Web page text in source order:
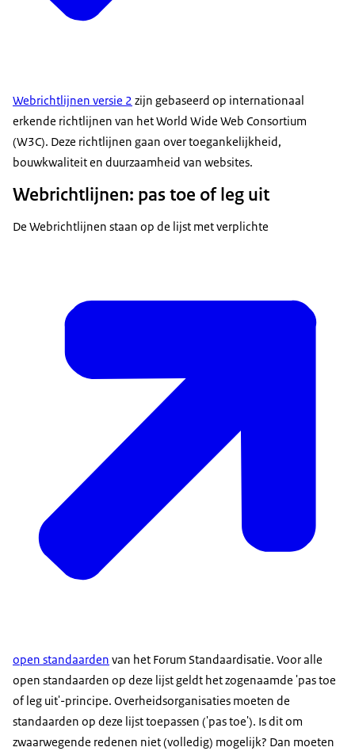
Webrichtlijnen versie 2 zijn gebaseerd op internationaal
erkende richtlijnen van het World Wide Web Consortium
(W3C). Deze richtlijnen gaan over toegankelijkheid,
bouwkwaliteit en duurzaamheid van websites.
Webrichtlijnen: pas toe of leg uit
De Webrichtlijnen staan op de lijst met verplichte
open standaarden van het Forum Standaardisatie. Voor alle
open standaarden op deze lijst geldt het zogenaamde 'pas toe
of leg uit'-principe. Overheidsorganisaties moeten de
standaarden op deze lijst toepassen ('pas toe'). Is dit om
zwaarwegende redenen niet (volledig) mogelijk? Dan moeten